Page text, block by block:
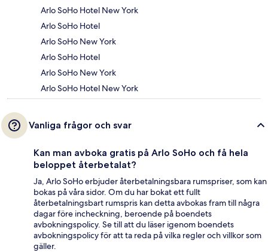
Arlo SoHo Hotel New York
Arlo SoHo Hotel
Arlo SoHo New York
Arlo SoHo Hotel
Arlo SoHo New York
Arlo SoHo Hotel New York
Vanliga frågor och svar
Kan man avboka gratis på Arlo SoHo och få hela
beloppet återbetalat?
Ja, Arlo SoHo erbjuder återbetalningsbara rumspriser, som kan
bokas på våra sidor. Om du har bokat ett fullt
återbetalningsbart rumspris kan detta avbokas fram till några
dagar före incheckning, beroende på boendets
avbokningspolicy. Se till att du läser igenom boendets
avbokningspolicy för att ta reda på vilka regler och villkor som
gäller.